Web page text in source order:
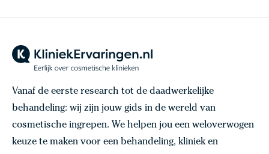
Vanaf de eerste research tot de daadwerkelijke
behandeling: wij zijn jouw gids in de wereld van
cosmetische ingrepen. We helpen jou een weloverwogen
keuze te maken voor een behandeling, kliniek en